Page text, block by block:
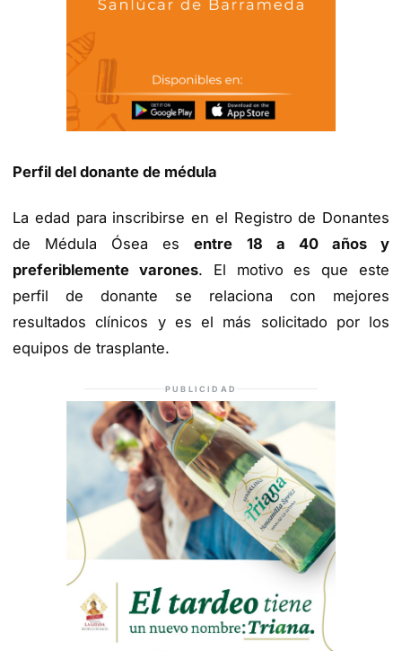
Perfil del donante de médula
La edad para inscribirse en el Registro de Donantes
de Médula Ósea esentre 18 a 40 años y
preferiblemente varones. El motivo es que este
perfil de donante se relaciona con mejores
resultados clínicos y es el más solicitado por los
equipos de trasplante.
PUBLICIDAD